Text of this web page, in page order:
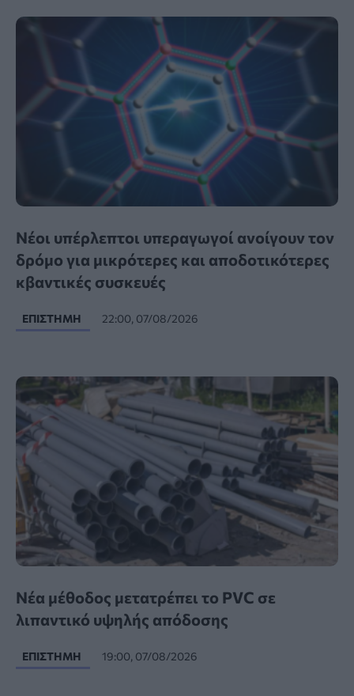
Νέοι υπέρλεπτοι υπεραγωγοί ανοίγουν τον
δρόμο για μικρότερες και αποδοτικότερες
κβαντικές συσκευές
ΕΠΙΣΤΉΜΗ 22:00, 07/08/2026
Νέα μέθοδος μετατρέπει το PVC σε
λιπαντικό υψηλής απόδοσης
ΕΠΙΣΤΉΜΗ 19:00, 07/08/2026